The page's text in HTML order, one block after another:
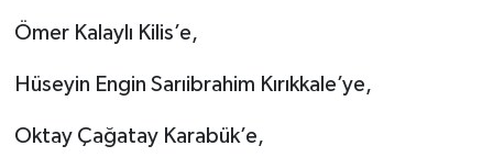
Ömer Kalaylı Kilis’e,
Hüseyin Engin Sarıibrahim Kırıkkale’ye,
Oktay Çağatay Karabük’e,